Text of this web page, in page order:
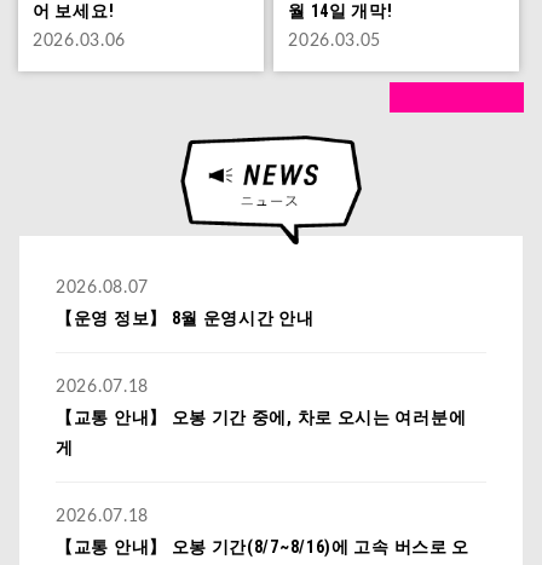
어 보세요!
2026.03.06
월 14일 개막!
2026.03.05
2026.08.07
【운영 정보】 8월 운영시간 안내
2026.07.18
【교통 안내】 오봉 기간 중에, 차로 오시는 여러분에
게
2026.07.18
【교통 안내】 오봉 기간(8/7~8/16)에 고속 버스로 오